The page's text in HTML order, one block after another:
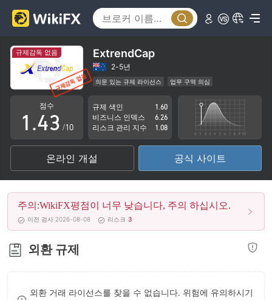
규제감독 없음 ExtrendCap
2-5년
의문 있는 규제 라이선스
업무 구역 의심
잠재적 위험성이 높음
점수
0
1
2
3
4
5
6
7
8
.
0
1
2
3
4
5
6
7
8
9
0
1
2
3
4
5
6
7
8
9
/10
규제 색인
1.60
비즈니스 인덱스
6.26
리스크 관리 지수
1.08
온라인 개설 공식 사이트
주의:WikiFX평점이 너무 낮습니다, 주의 하십시오.
이전 검사 2026-08-08 리스크 3
외환 규제
외환 거래 라이선스를 찾을 수 없습니다. 위험에 유의하시기